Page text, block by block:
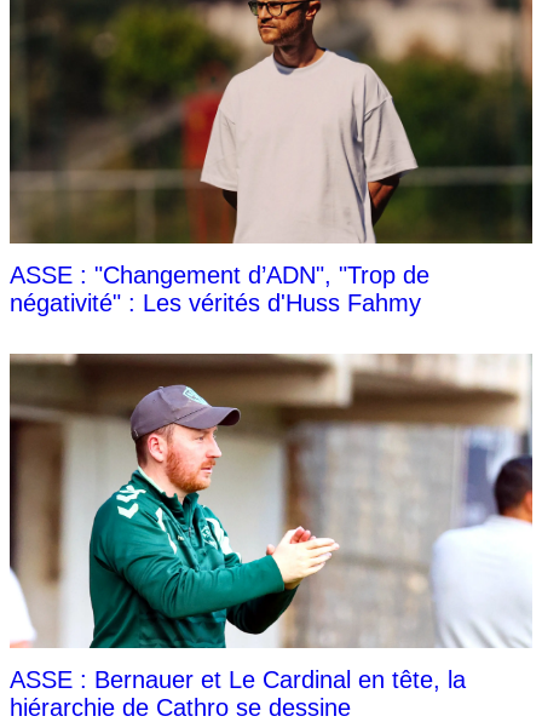
ASSE : "Changement d’ADN", "Trop de
négativité" : Les vérités d'Huss Fahmy
ASSE : Bernauer et Le Cardinal en tête, la
hiérarchie de Cathro se dessine